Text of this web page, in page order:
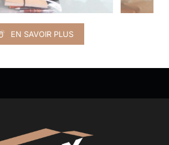
EN SAVOIR PLUS